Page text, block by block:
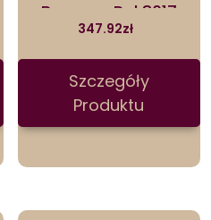
Brązowy Ral 8017
(ECOWKBR21)
347.92zł
Szczegóły
Produktu